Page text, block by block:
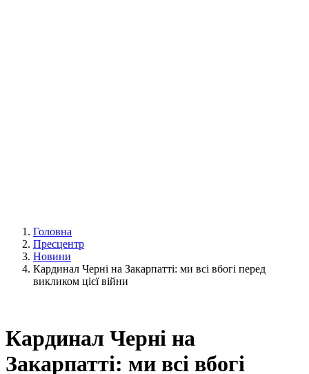
Головна
Пресцентр
Новини
Кардинал Черні на Закарпатті: ми всі вбогі перед
викликом цієї війни
Кардинал Черні на
Закарпатті: ми всі вбогі